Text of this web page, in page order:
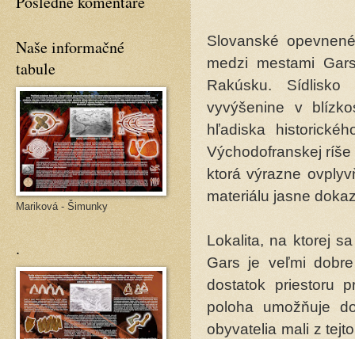
Slovanské
medzi mestami
Rakúsku.
vyvýšenine v
hľadiska
Východofranskej
ktorá výrazne
materiálu jasne
Lokalita, na ktorej
Gars je veľmi
dostatok priestoru
poloha umožňuje
obyvatelia mali z
Naše informačné
tabule
Mariková - Šimunky
.